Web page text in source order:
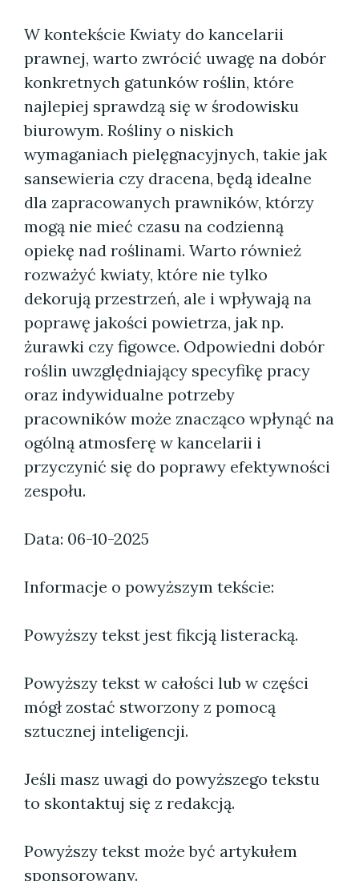
W kontekście Kwiaty do kancelarii
prawnej, warto zwrócić uwagę na dobór
konkretnych gatunków roślin, które
najlepiej sprawdzą się w środowisku
biurowym. Rośliny o niskich
wymaganiach pielęgnacyjnych, takie jak
sansewieria czy dracena, będą idealne
dla zapracowanych prawników, którzy
mogą nie mieć czasu na codzienną
opiekę nad roślinami. Warto również
rozważyć kwiaty, które nie tylko
dekorują przestrzeń, ale i wpływają na
poprawę jakości powietrza, jak np.
żurawki czy figowce. Odpowiedni dobór
roślin uwzględniający specyfikę pracy
oraz indywidualne potrzeby
pracowników może znacząco wpłynąć na
ogólną atmosferę w kancelarii i
przyczynić się do poprawy efektywności
zespołu.
Data: 06-10-2025
Informacje o powyższym tekście:
Powyższy tekst jest fikcją listeracką.
Powyższy tekst w całości lub w części
mógł zostać stworzony z pomocą
sztucznej inteligencji.
Jeśli masz uwagi do powyższego tekstu
to skontaktuj się z redakcją.
Powyższy tekst może być artykułem
sponsorowany.